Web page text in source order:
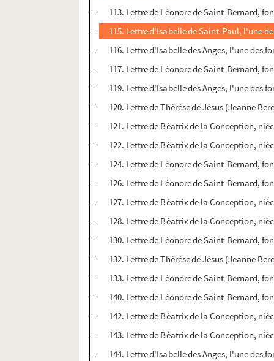
113. Lettre de Léonore de Saint-Bernard,
115. Lettre d'Isabelle de Saint-Paul, l'une
116. Lettre d'Isabelle des Anges, l'une des
117. Lettre de Léonore de Saint-Bernard,
119. Lettre d'Isabelle des Anges, l'une des
120. Lettre de Thérèse de Jésus (Jeanne
121. Lettre de Béatrix de la Conception,
122. Lettre de Béatrix de la Conception,
124. Lettre de Léonore de Saint-Bernard,
126. Lettre de Léonore de Saint-Bernard,
127. Lettre de Béatrix de la Conception,
128. Lettre de Béatrix de la Conception,
130. Lettre de Léonore de Saint-Bernard,
132. Lettre de Thérèse de Jésus (Jeanne
133. Lettre de Léonore de Saint-Bernard,
140. Lettre de Léonore de Saint-Bernard,
142. Lettre de Béatrix de la Conception,
143. Lettre de Béatrix de la Conception,
144. Lettre d'Isabelle des Anges, l'une des